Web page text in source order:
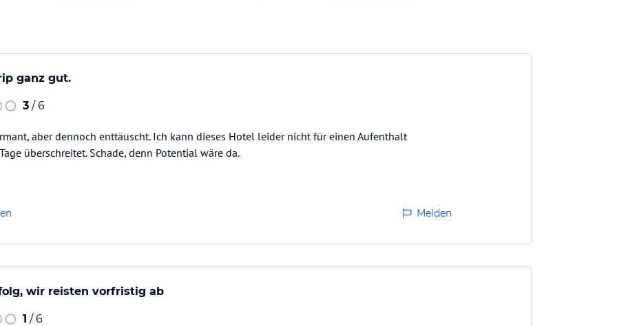
ganz gut.
3 / 6
aber dennoch enttäuscht. Ich kann dieses Hotel leider nicht für einen Aufenthalt
überschreitet. Schade, denn Potential wäre da.
Melden
wir reisten vorfristig ab
1 / 6